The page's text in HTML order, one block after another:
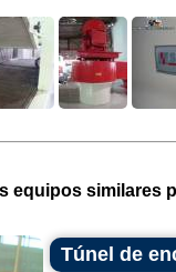
equipos similares
Túnel de